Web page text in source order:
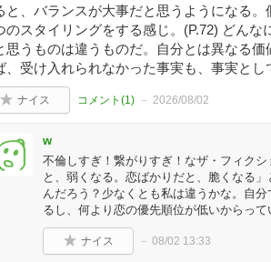
と、バランスが大事だと思うようになる
のスタイリングをする感じ。(P.72) どん
思うものは違うものだ。自分とは異なる
、受け入れられなかった事実も、事実とし
ナイス コメント(1) 2026/08/02
w
不倫しすぎ！繋がりすぎ！なザ・フィク
と、弱くなる。恋ばかりだと、脆くなる
んだろう？少なくとも私は違うかな。自
るし、何より恋の優先順位が低いからって
ナイス 08/02 13:33